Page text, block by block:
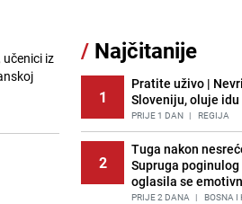
iz
/ Najčitanije
1
Pratite uživo |
Sloveniju, oluje
PRIJE 1 DAN | REGIJA
2
Tuga nakon
Supruga
oglasila se
PRIJE 2 DANA | BOSNA I